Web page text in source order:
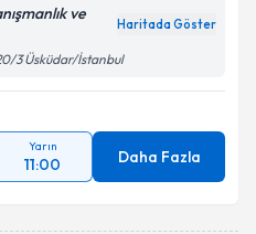
ve
Haritada Göster
3 Üsküdar/İstanbul
Yarın
11:00 Daha Fazla